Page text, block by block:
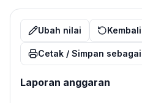
Ubah nilai
Cetak / Simpan sebagai
Laporan anggaran